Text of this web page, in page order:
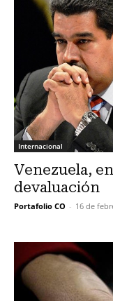
Internacional
Venezuela,
devaluación
Portafolio CO - 16 de